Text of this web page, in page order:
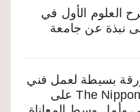
العلوم الأول في
نبذة عن جامعة
بسيطة لعمل فني
على